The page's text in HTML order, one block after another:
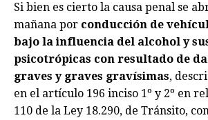
Si bien es cierto la causa penal se
mañana por conducción de
bajo la influencia del alcohol y
psicotrópicas con resultado de
graves y graves gravísimas,
en el artículo 196 inciso 1º y 2º en
110 de la Ley 18.290, de Tránsito,